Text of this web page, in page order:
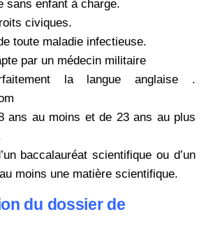
sans enfant à charge.
civiques.
toute maladie infectieuse.
par un médecin militaire
la langue anglaise .
ans au moins et de 23 ans au plus
baccalauréat scientifique ou d’un
moins une matière scientifique.
du dossier de